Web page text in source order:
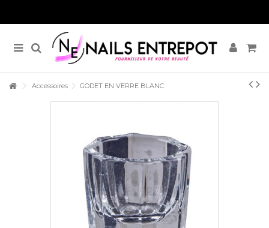
Accessoires GODET EN VERRE BLANC